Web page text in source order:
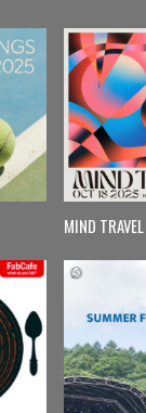
MIND TRAVEL